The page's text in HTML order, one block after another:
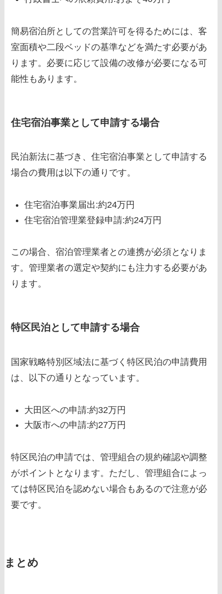
簡易宿泊所としての営業許可を得るためには、客
室面積や二段ベッドの基準などを満たす必要があ
ります。必要に応じて設備の改修が必要になる可
能性もあります。
住宅宿泊事業として申請する場合
民泊新法に基づき、住宅宿泊事業として申請する
場合の費用は以下の通りです。
住宅宿泊事業届出:約24万円
住宅宿泊管理業登録申請:約24万円
この場合、宿泊管理業者との連携が必須となりま
す。管理業者の選定や契約にも注力する必要があ
ります。
特区民泊として申請する場合
国家戦略特別区域法に基づく特区民泊の申請費用
は、以下の通りとなっています。
大田区への申請:約32万円
大阪市への申請:約27万円
特区民泊の申請では、管理組合の規約確認や調整
がポイントとなります。ただし、管理組合によっ
ては特区民泊を認めない場合もあるので注意が必
要です。
まとめ